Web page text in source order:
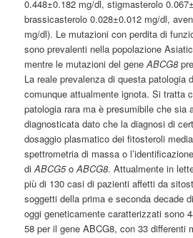
0.448±0.182 mg/dl, stigmasterolo
brassicasterolo 0.028±0.012 mg/dl,
mg/dl). Le mutazioni con perdita di
sono prevalenti nella popolazione
mentre le mutazioni del geneABCG8
La reale prevalenza di questa patologia
comunque attualmente ignota. Si tratta
patologia rara ma è presumibile che sia
diagnosticata dato che la diagnosi di
dosaggio plasmatico dei fitosteroli
spettrometria di massa o
diABCG5oABCG8. Attualmente in
più di 130 casi di pazienti affetti da
soggetti della prima e seconda decade
oggi geneticamente caratterizzati sono
58 per il gene ABCG8, con 33 differenti